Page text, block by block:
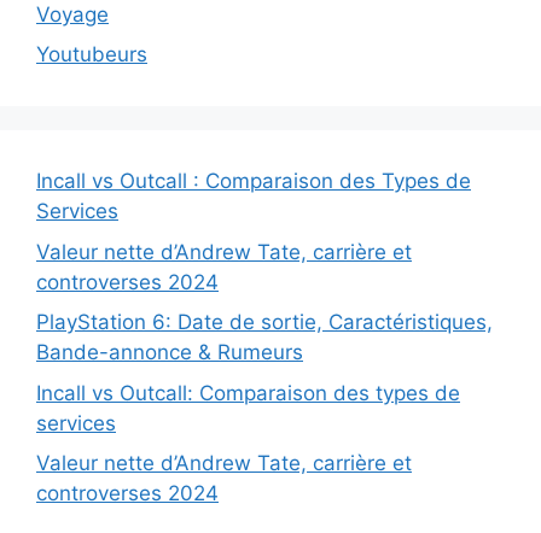
Voyage
Youtubeurs
Incall vs Outcall : Comparaison des Types de
Services
Valeur nette d’Andrew Tate, carrière et
controverses 2024
PlayStation 6: Date de sortie, Caractéristiques,
Bande-annonce & Rumeurs
Incall vs Outcall: Comparaison des types de
services
Valeur nette d’Andrew Tate, carrière et
controverses 2024